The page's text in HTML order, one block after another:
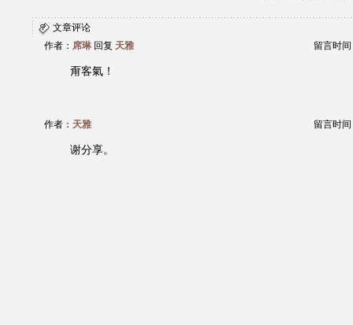
文章评论
作者： 席琳 回复 天雅 留言时间
甭客氣！
作者： 天雅 留言时间
谢分享。